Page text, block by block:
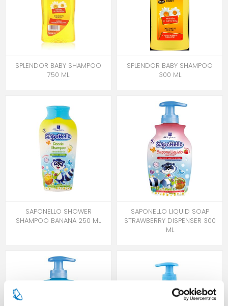
SPLENDOR BABY SHAMPOO
750 ML
SPLENDOR BABY SHAMPOO
300 ML
SAPONELLO SHOWER
SHAMPOO BANANA 250 ML
SAPONELLO LIQUID SOAP
STRAWBERRY DISPENSER 300
ML